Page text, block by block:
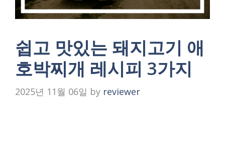
쉽고 맛있는 돼지고기 애
호박찌개 레시피 3가지
2025년 11월 06일 by reviewer